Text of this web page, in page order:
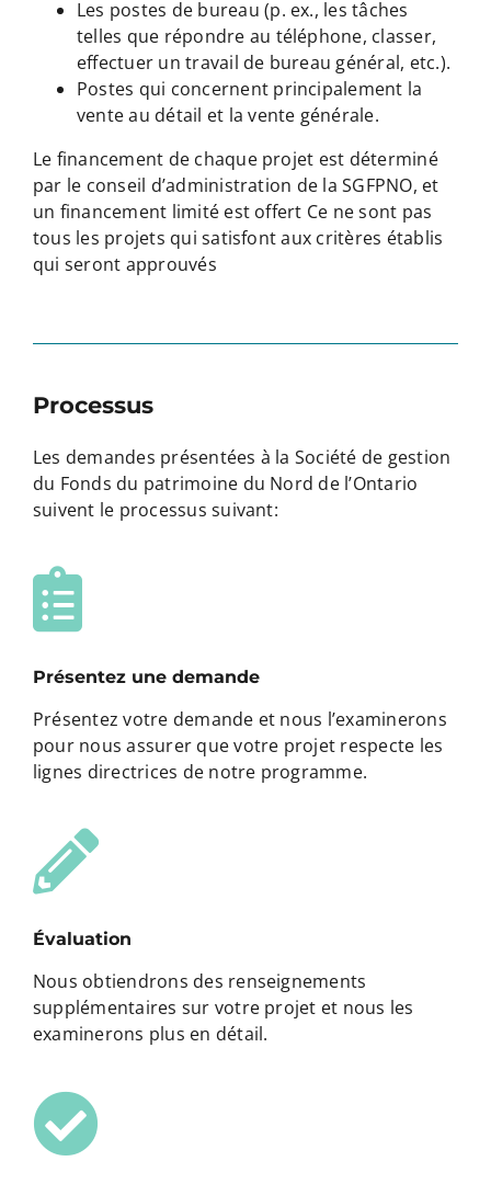
Les postes de bureau (p. ex., les tâches
telles que répondre au téléphone, classer,
effectuer un travail de bureau général, etc.).
Postes qui concernent principalement la
vente au détail et la vente générale.
Le financement de chaque projet est déterminé
par le conseil d’administration de la SGFPNO, et
un financement limité est offert Ce ne sont pas
tous les projets qui satisfont aux critères établis
qui seront approuvés
Processus
Les demandes présentées à la Société de gestion
du Fonds du patrimoine du Nord de l’Ontario
suivent le processus suivant:
Présentez une demande
Présentez votre demande et nous l’examinerons
pour nous assurer que votre projet respecte les
lignes directrices de notre programme.
Évaluation
Nous obtiendrons des renseignements
supplémentaires sur votre projet et nous les
examinerons plus en détail.